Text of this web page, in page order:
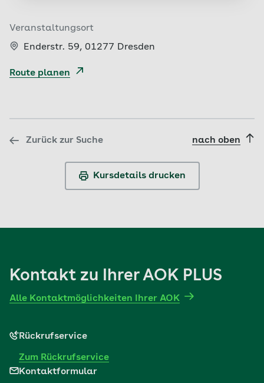
Veranstaltungsort
Enderstr. 59, 01277 Dresden
Route planen
Zurück zur Suche nach oben
Kursdetails drucken
Kontakt zu Ihrer AOK PLUS
Alle Kontaktmöglichkeiten Ihrer AOK
Rückrufservice
Zum Rückrufservice
Kontaktformular